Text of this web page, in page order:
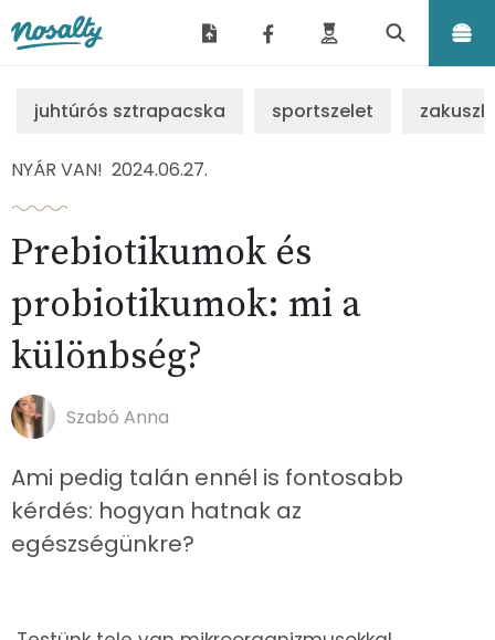
juhtúrós sztrapacska sportszelet
NYÁR VAN! 2024.06.27.
Prebiotikumok és
probiotikumok: mi a
különbség?
Szabó Anna
Ami pedig talán ennél is fontosabb
kérdés: hogyan hatnak az
egészségünkre?